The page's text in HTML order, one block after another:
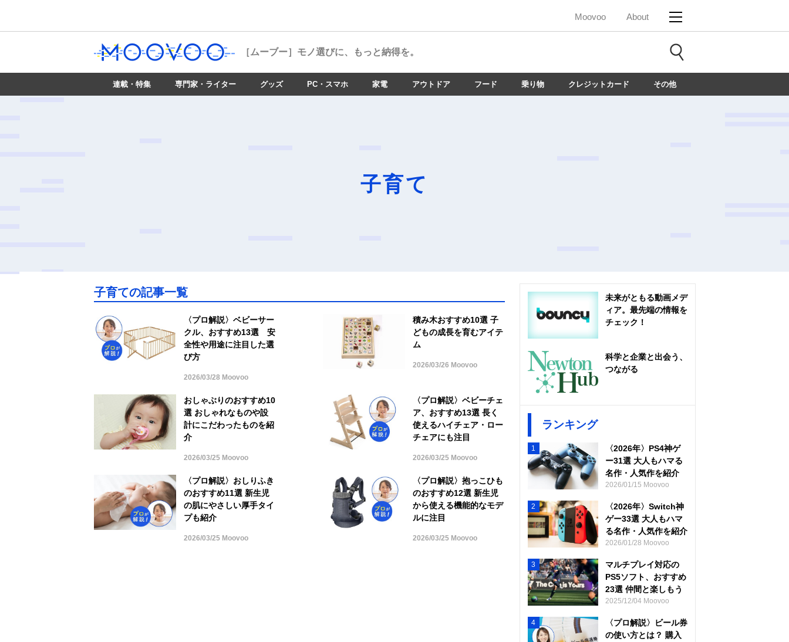
Moovoo About
［ムーブー］ モノ選びに、もっと納得を。
連載・特集 専門家・ライター グッズ PC・スマホ 家電 アウトドア フード 乗り物 クレジットカード その他
子育て
子育ての記事一覧
〈プロ解説〉ベビーサー
クル、おすすめ13選 安
全性や用途に注目した選
び方
2026/03/28 Moovoo
積み木おすすめ10選 子
どもの成長を育むアイテ
ム
2026/03/26 Moovoo
おしゃぶりのおすすめ10
選 おしゃれなものや設
計にこだわったものを紹
介
2026/03/25 Moovoo
〈プロ解説〉ベビーチェ
ア、おすすめ13選 長く
使えるハイチェア・ロー
チェアにも注目
2026/03/25 Moovoo
〈プロ解説〉おしりふき
のおすすめ11選 新生児
の肌にやさしい厚手タイ
プも紹介
2026/03/25 Moovoo
〈プロ解説〉抱っこひも
のおすすめ12選 新生児
から使える機能的なモデ
ルに注目
2026/03/25 Moovoo
未来がともる動画メデ
ィア。最先端の情報を
チェック！
科学と企業と出会う、
つながる
ランキング
1
〈2026年〉PS4神ゲ
ー31選 大人もハマる
名作・人気作を紹介
2026/01/15 Moovoo
2
〈2026年〉Switch神
ゲー33選 大人もハマ
る名作・人気作を紹介
2026/01/28 Moovoo
3
マルチプレイ対応の
PS5ソフト、おすすめ
23選 仲間と楽しもう
2025/12/04 Moovoo
4
〈プロ解説〉ビール券
の使い方とは？ 購入